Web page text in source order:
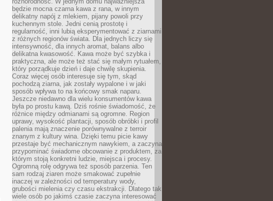
będzie mocna czarna kawa z rana, w innym
delikatny napój z mlekiem, pijany powoli przy
kuchennym stole. Jedni cenią prostotę i
regularność, inni lubią eksperymentować z ziarnami
z różnych regionów świata. Dla jednych liczy się
intensywność, dla innych aromat, balans albo
delikatna kwasowość. Kawa może być szybka i
praktyczna, ale może też stać się małym rytuałem,
który porządkuje dzień i daje chwilę skupienia.
Coraz więcej osób interesuje się tym, skąd
pochodzą ziarna, jak zostały wypalone i w jaki
sposób wpływa to na końcowy smak naparu.
Jeszcze niedawno dla wielu konsumentów kawa
była po prostu kawą. Dziś rośnie świadomość, że
różnice między odmianami są ogromne. Region
uprawy, wysokość plantacji, sposób obróbki i profil
palenia mają znaczenie porównywalne z terroir
znanym z kultury wina. Dzięki temu picie kawy
przestaje być mechanicznym nawykiem, a zaczyna
przypominać świadome obcowanie z produktem, za
którym stoją konkretni ludzie, miejsca i procesy.
Ogromną rolę odgrywa też sposób parzenia. Ten
sam rodzaj ziaren może smakować zupełnie
inaczej w zależności od temperatury wody,
grubości mielenia czy czasu ekstrakcji. Dlatego tak
wiele osób po jakimś czasie zaczyna interesować